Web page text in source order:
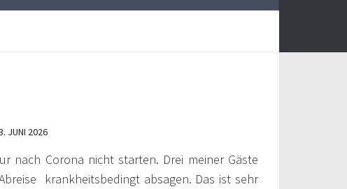
JUNI 2026
nach Corona nicht starten. Drei meiner Gäste
krankheitsbedingt absagen. Das ist sehr